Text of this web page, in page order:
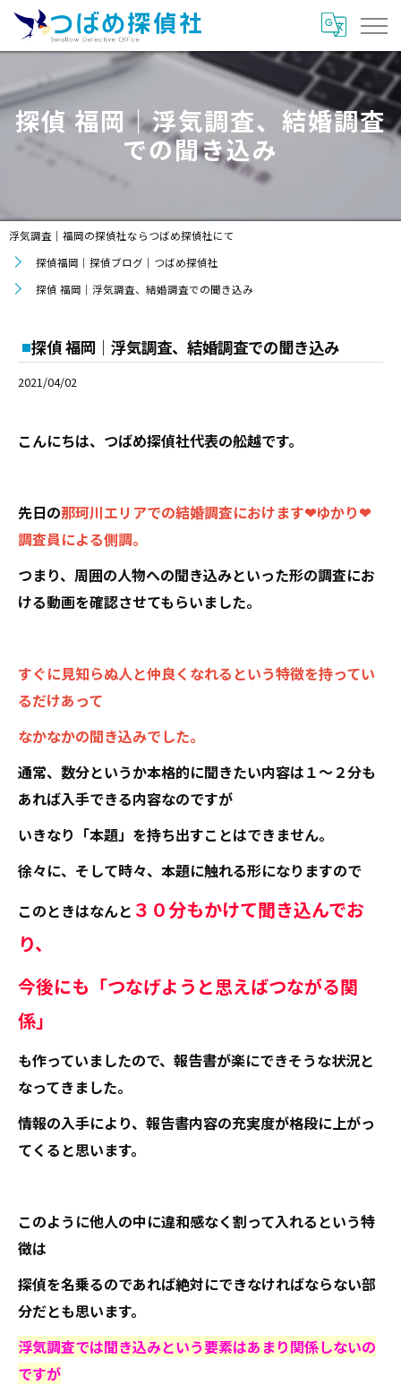
探偵 福岡｜浮気調査、結婚調査
での聞き込み
浮気調査｜福岡の探偵社ならつばめ探偵社にて
探偵福岡｜探偵ブログ｜つばめ探偵社
探偵 福岡｜浮気調査、結婚調査での聞き込み
探偵 福岡｜浮気調査、結婚調査での聞き込み
2021/04/02
こんにちは、つばめ探偵社代表の舩越です。
先日の那珂川エリアでの結婚調査におけます❤ゆかり❤
調査員による側調。
つまり、周囲の人物への聞き込みといった形の調査にお
ける動画を確認させてもらいました。
すぐに見知らぬ人と仲良くなれるという特徴を持ってい
るだけあって
なかなかの聞き込みでした。
通常、数分というか本格的に聞きたい内容は１～２分も
あれば入手できる内容なのですが
いきなり「本題」を持ち出すことはできません。
徐々に、そして時々、本題に触れる形になりますので
このときはなんと ３０分もかけて聞き込んでお
り、
今後にも「つなげようと思えばつながる関
係」
も作っていましたので、報告書が楽にできそうな状況と
なってきました。
情報の入手により、報告書内容の充実度が格段に上がっ
てくると思います。
このように他人の中に違和感なく割って入れるという特
徴は
探偵を名乗るのであれば絶対にできなければならない部
分だとも思います。
浮気調査では聞き込みという要素はあまり関係しないの
ですが